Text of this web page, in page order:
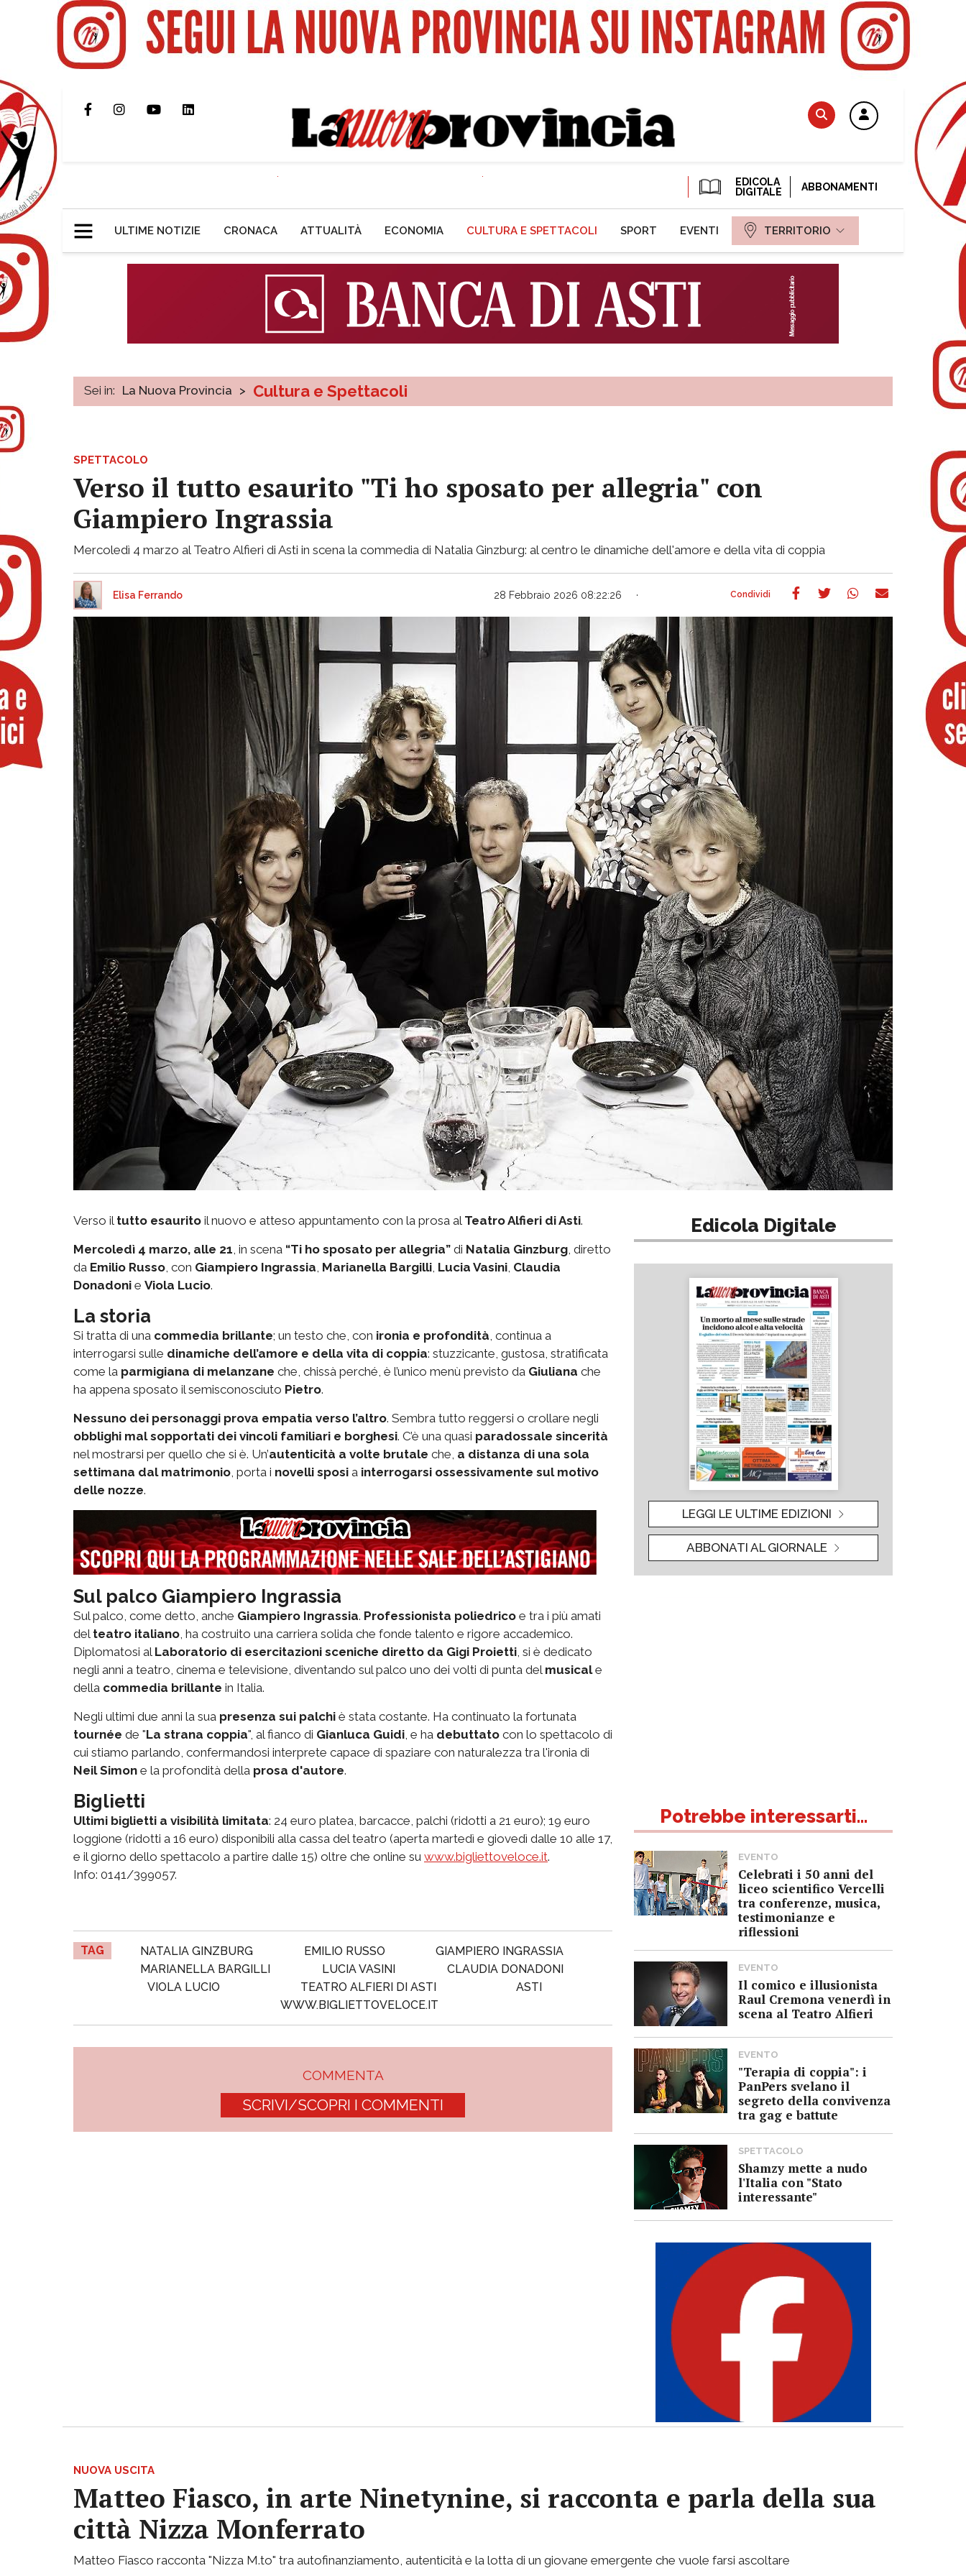
EDICOLA
DIGITALE
ABBONAMENTI
ULTIME NOTIZIE CRONACA ATTUALITÀ ECONOMIA CULTURA E SPETTACOLI SPORT EVENTI TERRITORIO
Sei in: La Nuova Provincia > Cultura e Spettacoli
SPETTACOLO
Verso il tutto esaurito "Ti ho sposato per allegria" con
Giampiero Ingrassia
Mercoledì 4 marzo al Teatro Alfieri di Asti in scena la commedia di Natalia Ginzburg: al centro le dinamiche dell'amore e della vita di coppia
Elisa Ferrando 28 Febbraio 2026 08:22:26
Verso il tutto esaurito il nuovo e atteso appuntamento con la prosa al Teatro Alfieri di Asti.
Mercoledì 4 marzo, alle 21 , in scena “Ti ho sposato per allegria” di Natalia Ginzburg , diretto
da Emilio Russo , con Giampiero Ingrassia Marianella Bargilli Lucia Vasini Claudia
Donadoni e Viola Lucio.
La storia
Si tratta di una commedia brillante; un testo che, con ironia e profondità , continua a
interrogarsi sulle dinamiche dell’amore e della vita di coppia: stuzzicante, gustosa, stratificata
come la parmigiana di melanzane che, chissà perché, è l’unico menù previsto da Giuliana che
ha appena sposato il semisconosciuto Pietro.
Nessuno dei personaggi prova empatia verso l’altro. Sembra tutto reggersi o crollare negli
obblighi mal sopportati dei vincoli familiari e borghesi. C’è una quasi paradossale sincerità
nel mostrarsi per quello che si è. Un’autenticità a volte brutale che, a distanza di una sola
settimana dal matrimonio , porta i novelli sposi a interrogarsi ossessivamente sul motivo
delle nozze.
Sul palco Giampiero Ingrassia
Sul palco, come detto, anche Giampiero Ingrassia. Professionista poliedrico e tra i più amati
del teatro italiano , ha costruito una carriera solida che fonde talento e rigore accademico.
Diplomatosi al Laboratorio di esercitazioni sceniche diretto da Gigi Proietti , si è dedicato
negli anni a teatro, cinema e televisione, diventando sul palco uno dei volti di punta del musicale
della commedia brillante in Italia.
Negli ultimi due anni la sua presenza sui palchi è stata costante. Ha continuato la fortunata
tournée de "La strana coppia", al fianco di Gianluca Guidi , e ha debuttato con lo spettacolo di
cui stiamo parlando, confermandosi interprete capace di spaziare con naturalezza tra l'ironia di
Neil Simon e la profondità della prosa d'autore.
Biglietti
Ultimi biglietti a visibilità limitata: 24 euro platea, barcacce, palchi (ridotti a 21 euro); 19 euro
loggione (ridotti a 16 euro) disponibili alla cassa del teatro (aperta martedì e giovedì dalle 10 alle 17,
e il giorno dello spettacolo a partire dalle 15) oltre che online su www.bigliettoveloce.it.
Info: 0141/399057.
TAG NATALIA GINZBURG EMILIO RUSSO
GIAMPIERO INGRASSIA
MARIANELLA BARGILLI
LUCIA VASINI
CLAUDIA DONADONI
VIOLA LUCIO
TEATRO ALFIERI DI ASTI
ASTI
WWW.BIGLIETTOVELOCE.IT
COMMENTA
SCRIVI/SCOPRI I COMMENTI
Edicola Digitale
LEGGI LE ULTIME EDIZIONI
ABBONATI AL GIORNALE
Potrebbe interessarti...
EVENTO
Celebrati i 50 anni del
liceo scientifico Vercelli
tra conferenze, musica,
testimonianze e
riflessioni
EVENTO
Il comico e illusionista
Raul Cremona venerdì in
scena al Teatro Alfieri
EVENTO
"Terapia di coppia": i
PanPers svelano il
segreto della convivenza
tra gag e battute
SPETTACOLO
Shamzy mette a nudo
l'Italia con "Stato
interessante"
NUOVA USCITA
Matteo Fiasco, in arte Ninetynine, si racconta e parla della sua
città Nizza Monferrato
Matteo Fiasco racconta "Nizza M.to" tra autofinanziamento, autenticità e la lotta di un giovane emergente che vuole farsi ascoltare